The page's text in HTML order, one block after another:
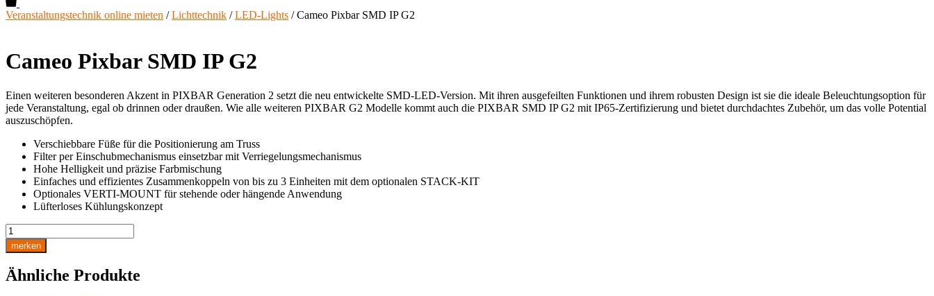
Veranstaltungstechnik online mieten /Lichttechnik /LED-Lights / Cameo Pixbar SMD IP G2
Cameo Pixbar SMD IP G2
Einen weiteren besonderen Akzent in PIXBAR Generation 2 setzt die neu entwickelte SMD-LED-Version. Mit ihren ausgefeilten Funktionen und ihrem robusten Design ist sie die ideale Beleuchtungsoption für
jede Veranstaltung, egal ob drinnen oder draußen. Wie alle weiteren PIXBAR G2 Modelle kommt auch die PIXBAR SMD IP G2 mit IP65-Zertifizierung und bietet durchdachtes Zubehör, um das volle Potential
auszuschöpfen.
Verschiebbare Füße für die Positionierung am Truss
Filter per Einschubmechanismus einsetzbar mit Verriegelungsmechanismus
Hohe Helligkeit und präzise Farbmischung
Einfaches und effizientes Zusammenkoppeln von bis zu 3 Einheiten mit dem optionalen STACK-KIT
Optionales VERTI-MOUNT für stehende oder hängende Anwendung
Lüfterloses Kühlungskonzept
Cameo
Pixbar
SMD
IP
G2
merken
Ähnliche Produkte